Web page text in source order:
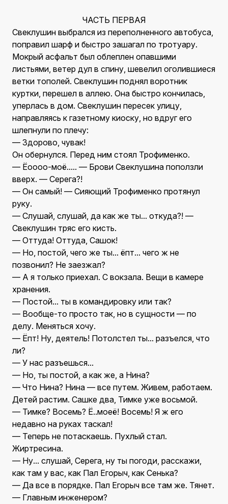
ЧАСТЬ ПЕРВАЯ
Свеклушин выбрался из переполненного автобуса,
поправил шарф и быстро зашагал по тротуару.
Мокрый асфальт был облеплен опавшими
листьями, ветер дул в спину, шевелил оголившиеся
ветки тополей. Свеклушин поднял воротник
куртки, перешел в аллею. Она быстро кончилась,
уперлась в дом. Свеклушин пересек улицу,
направляясь к газетному киоску, но вдруг его
шлепнули по плечу:
— Здорово, чувак!
Он обернулся. Перед ним стоял Трофименко.
— Ёоооо-моё..... — Брови Свеклушина поползли
вверх. — Серега?!
— Он самый! — Сияющий Трофименко протянул
руку.
— Слушай, слушай, да как же ты... откуда?! —
Свеклушин тряс его кисть.
— Оттуда! Оттуда, Сашок!
— Но, постой, чего же ты... ёпт... чего ж не
позвонил? Не заезжал?
— А я только приехал. С вокзала. Вещи в камере
хранения.
— Постой... ты в командировку или так?
— Вообще-то просто так, но в сущности — по
делу. Меняться хочу.
— Ёпт! Ну, деятель! Потолстел ты... разъелся, что
ли?
— У нас разъешься...
— Но, ты постой, а как же, а Нина?
— Что Нина? Нина — все путем. Живем, работаем.
Детей растим. Сашке два, Тимке уже восьмой.
— Тимке? Восемь? Ё..моеё! Восемь! Я ж его
недавно на руках таскал!
— Теперь не потаскаешь. Пухлый стал.
Жиртресина.
— Ну... слушай, Серега, ну ты погоди, расскажи,
как там у вас, как Пал Егорыч, как Сенька?
— Да все в порядке. Пал Егорыч все там же. Тянет.
— Главным инженером?